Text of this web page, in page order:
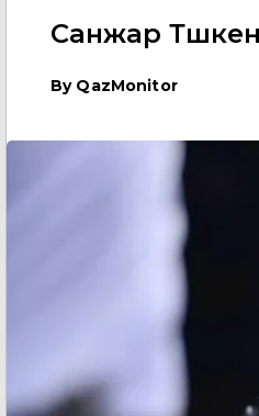
Санжар
By QazMonitor